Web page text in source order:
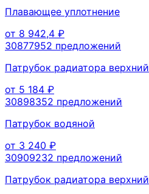
Плавающее уплотнение
от 8 942,4 ₽
30877952 предложений
Патрубок радиатора верхний
от 5 184 ₽
30898352 предложений
Патрубок водяной
от 3 240 ₽
30909232 предложений
Патрубок радиатора верхний